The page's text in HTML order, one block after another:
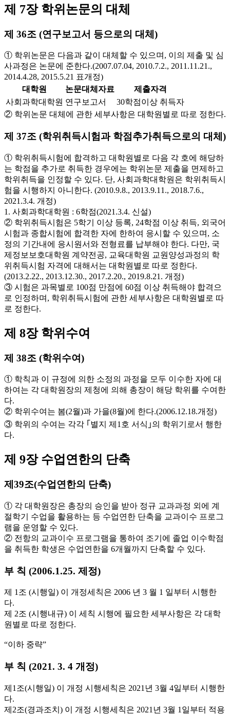
제 7장 학위논문의 대체
제 36조 (연구보고서 등으로의 대체)
① 학위논문은 다음과 같이 대체할 수 있으며, 이의 제출 및 심
사과정은 논문에 준한다.(2007.07.04, 2010.7.2., 2011.11.21.,
2014.4.28, 2015.5.21 표개정)
대학원
논문대체자료
제출자격
사회과학대학원 연구보고서
30학점이상 취득자
② 학위논문 대체에 관한 세부사항은 대학원별로 따로 정한다.
제 37조 (학위취득시험과 학점추가취득으로의 대체)
① 학위취득시험에 합격하고 대학원별로 다음 각 호에 해당하
는 학점을 추가로 취득한 경우에는 학위논문 제출을 면제하고
학위취득을 인정할 수 있다. 단, 사회과학대학원은 학위취득시
험을 시행하지 아니한다. (2010.9.8., 2013.9.11., 2018.7.6.,
2021.3.4. 개정)
1. 사회과학대학원 : 6학점(2021.3.4. 신설)
② 학위취득시험은 5학기 이상 등록, 24학점 이상 취득, 외국어
시험과 종합시험에 합격한 자에 한하여 응시할 수 있으며, 소
정의 기간내에 응시원서와 전형료를 납부해야 한다. 다만, 국
제정보보호대학원 계약전공, 교육대학원 교원양성과정의 학
위취득시험 자격에 대해서는 대학원별로 따로 정한다.
(2013.2.22., 2013.12.30., 2017.2.20., 2019.8.21. 개정)
③ 시험은 과목별로 100점 만점에 60점 이상 취득해야 합격으
로 인정하며, 학위취득시험에 관한 세부사항은 대학원별로 따
로 정한다.
제 8장 학위수여
제 38조 (학위수여)
① 학칙과 이 규정에 의한 소정의 과정을 모두 이수한 자에 대
하여는 각 대학원장의 제청에 의해 총장이 해당 학위를 수여한
다.
② 학위수여는 봄(2월)과 가을(8월)에 한다.(2006.12.18.개정)
③ 학위의 수여는 각각 ｢별지 제1호 서식｣의 학위기로서 행한
다.
제 9장 수업연한의 단축
제39조(수업연한의 단축)
① 각 대학원장은 총장의 승인을 받아 정규 교과과정 외에 계
절학기 수업을 활용하는 등 수업연한 단축을 교과이수 프로그
램을 운영할 수 있다.
② 전항의 교과이수 프로그램을 통하여 조기에 졸업 이수학점
을 취득한 학생은 수업연한을 6개월까지 단축할 수 있다.
부 칙 (2006.1.25. 제정)
제 1조 (시행일) 이 개정세칙은 2006 년 3 월 1 일부터 시행한
다.
제 2조 (시행내규) 이 세칙 시행에 필요한 세부사항은 각 대학
원별로 따로 정한다.
“이하 중략”
부 칙 (2021. 3. 4 개정)
제1조(시행일) 이 개정 시행세칙은 2021년 3월 4일부터 시행한
다.
제2조(경과조치) 이 개정 시행세칙은 2021년 3월 1일부터 적용